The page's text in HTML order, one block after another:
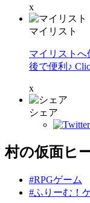
x
マイリスト
マイリストへ
後で便利♪
x
シェア
村の仮面ヒ
#RPGゲーム
#ふりーむ！